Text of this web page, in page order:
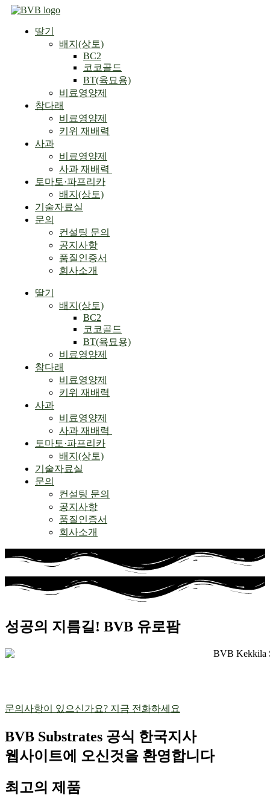
Skip
content
딸기
배지(상토)
BC2
코코골드
BT(육묘용)
비료영양제
참다래
비료영양제
키위 재배력
사과
비료영양제
사과 재배력 ​
토마토·파프리카
배지(상토)
기술자료실
문의
컨설팅 문의
공지사항
품질인증서
회사소개
Menu
딸기
배지(상토)
BC2
코코골드
BT(육묘용)
비료영양제
참다래
비료영양제
키위 재배력
사과
비료영양제
사과 재배력 ​
토마토·파프리카
배지(상토)
기술자료실
문의
컨설팅 문의
공지사항
품질인증서
회사소개
성공의 지름길! BVB 유로팜
문의사항이 있으신가요? 지금 전화하세요
BVB Substrates 공식 한국지사
웹사이트에 오신것을 환영합니다
최고의 제품